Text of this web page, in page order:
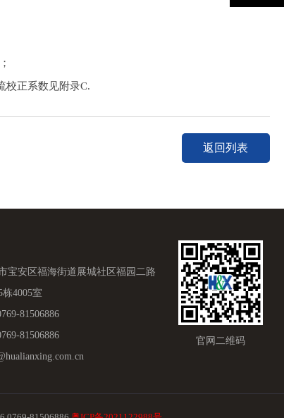
正系数见附录C.
返回列表
宝安区福海街道展城社区福园二路
4005室
81506886
81506886
官网二维码